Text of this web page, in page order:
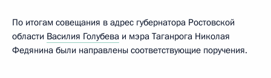
По итогам совещания в адрес губернатора Ростовской
области Василия Голубева и мэра Таганрога Николая
Федянина были направлены соответствующие поручения.